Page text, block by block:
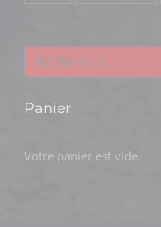
Panier
Votre panier est vide.